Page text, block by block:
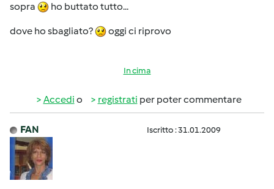
sopra
ho buttato tutto...
dove ho sbagliato? oggi ci riprovo
In cima
Accedi o registrati per poter commentare
FAN Iscritto : 31.01.2009